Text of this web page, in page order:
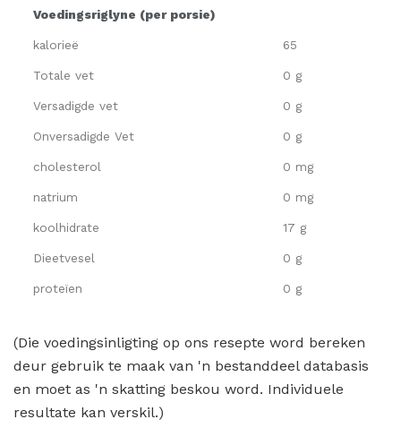
Voedingsriglyne (per porsie)
kalorieë 65
Totale vet 0 g
Versadigde vet 0 g
Onversadigde Vet 0 g
cholesterol 0 mg
natrium 0 mg
koolhidrate 17 g
Dieetvesel 0 g
proteïen 0 g
(Die voedingsinligting op ons resepte word bereken
deur gebruik te maak van 'n bestanddeel databasis
en moet as 'n skatting beskou word. Individuele
resultate kan verskil.)